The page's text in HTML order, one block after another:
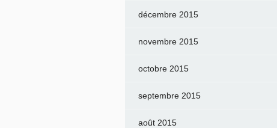
décembre 2015
novembre 2015
octobre 2015
septembre 2015
août 2015